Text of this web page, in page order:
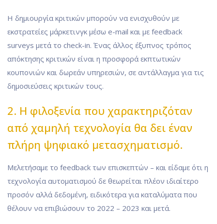
Η δημιουργία κριτικών μπορούν να ενισχυθούν με
εκστρατείες μάρκετινγκ μέσω e-mail και με feedback
surveys μετά το check-in. Ένας άλλος έξυπνος τρόπος
απόκτησης κριτικών είναι η προσφορά εκπτωτικών
κουπονιών και δωρεάν υπηρεσιών, σε αντάλλαγμα για τις
δημοσιεύσεις κριτικών τους.
2. Η φιλοξενία που χαρακτηριζόταν
από χαμηλή τεχνολογία θα δει έναν
πλήρη ψηφιακό μετασχηματισμό.
Μελετήσαμε το feedback των επισκεπτών – και είδαμε ότι η
τεχνολογία αυτοματισμού δε θεωρείται πλέον ιδιαίτερο
προσόν αλλά δεδομένη, ειδικότερα για καταλύματα που
θέλουν να επιβιώσουν το 2022 – 2023 και μετά.